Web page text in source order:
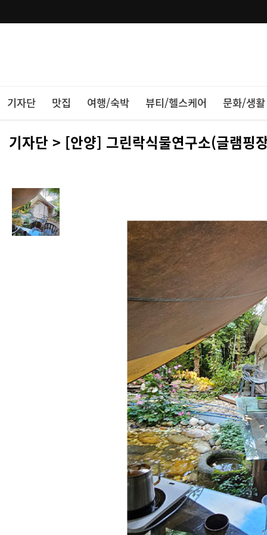
기자단 맛집 여행/숙박 뷰티/헬스케어 문화/생활
기자단 > [안양] 그린락식물연구소(글램핑